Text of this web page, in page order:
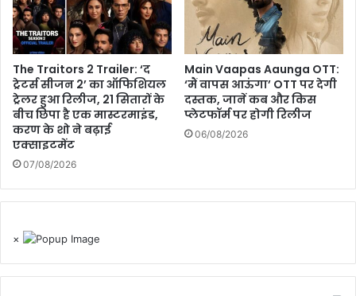
The Traitors 2 Trailer: ‘द
ट्रेटर्स सीजन 2’ का ऑफिशियल
ट्रेलर हुआ रिलीज, 21 सितारों के
बीच छिपा है एक मास्टरमाइंड,
करण के शो ने बढ़ाई
एक्साइटमेंट
07/08/2026
Main Vaapas Aaunga OTT:
‘मैं वापस आऊंगा’ OTT पर देगी
दस्तक, जानें कब और किस
प्लेटफॉर्म पर होगी रिलीज
06/08/2026
×